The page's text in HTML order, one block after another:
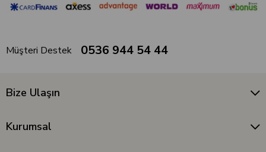
Müşteri Destek 0536 944 54 44
Bize Ulaşın
Kurumsal